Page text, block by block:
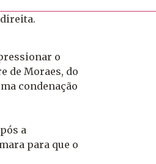
o
de Moraes, do
condenação
a
para que o